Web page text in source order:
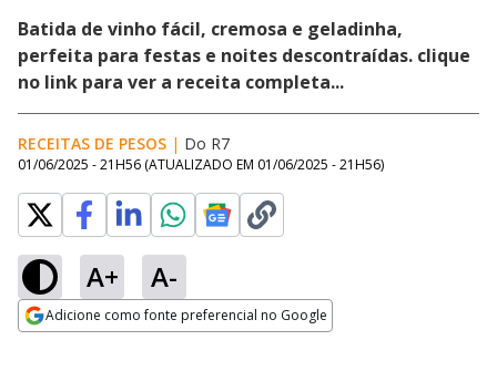
Batida de vinho fácil, cremosa e geladinha,
perfeita para festas e noites descontraídas. clique
no link para ver a receita completa...
RECEITAS DE PESOS | Do R7
01/06/2025 - 21H56 (ATUALIZADO EM 01/06/2025 - 21H56)
A+ A-
Adicione como fonte preferencial no Google